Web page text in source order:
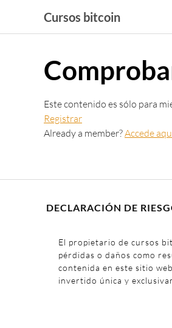
contenido
Cursos bitcoin
Este contenido es sólo para
Registrar
Already a member?Accede
DECLARACIÓN DE
El propietario de cursos
pérdidas o daños como
contenida en este sitio
invertido única y